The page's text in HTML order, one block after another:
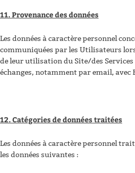
11. Provenance des données
Les données à caractère personnel
communiquées par les Utilisateurs
de leur utilisation du Site/des
échanges, notamment par email, avec
12. Catégories de données traitées
Les données à caractère personnel
les données suivantes :